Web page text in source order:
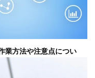
業方法や注意点につい